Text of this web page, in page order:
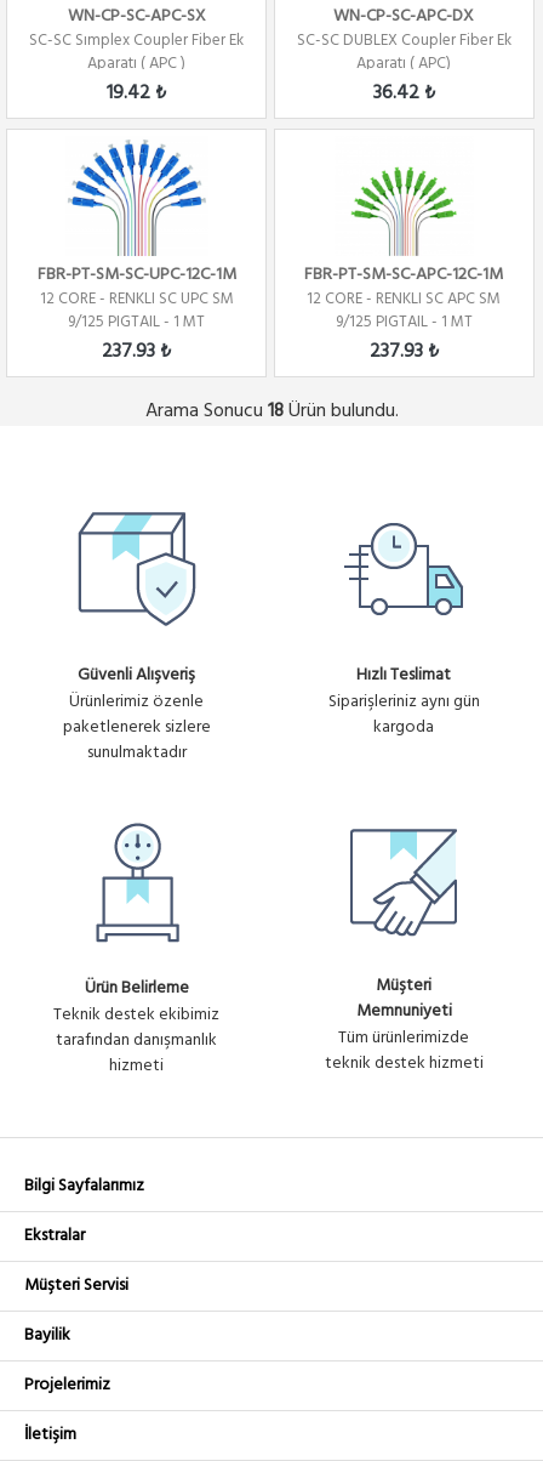
WN-CP-SC-APC-SX
SC-SC Sımplex Coupler Fiber Ek
Aparatı ( APC )
19.42 ₺
WN-CP-SC-APC-DX
SC-SC DUBLEX Coupler Fiber Ek
Aparatı ( APC)
36.42 ₺
FBR-PT-SM-SC-UPC-12C-1M
12 CORE - RENKLI SC UPC SM
9/125 PIGTAIL - 1 MT
237.93 ₺
FBR-PT-SM-SC-APC-12C-1M
12 CORE - RENKLI SC APC SM
9/125 PIGTAIL - 1 MT
237.93 ₺
Arama Sonucu 18Ürün bulundu.
Güvenli Alışveriş
Ürünlerimiz özenle
paketlenerek sizlere
sunulmaktadır
Hızlı Teslimat
Siparişleriniz aynı gün
kargoda
Ürün Belirleme
Teknik destek ekibimiz
tarafından danışmanlık
hizmeti
Müşteri
Memnuniyeti
Tüm ürünlerimizde
teknik destek hizmeti
Bilgi Sayfalarımız
Ekstralar
Müşteri Servisi
Bayilik
Projelerimiz
İletişim